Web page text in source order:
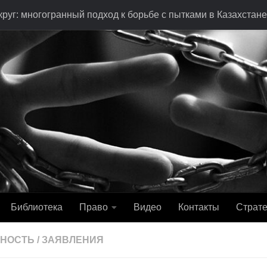
многогранный подход к борьбе с пытками в Казахстане
Библиотека Право Видео Контакты
/ ЗАЯВЛЕНИЯ